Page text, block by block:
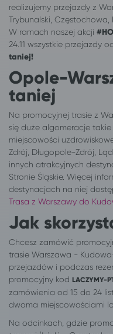
realizujemy przejazdy z
Trybunalski, Częstochowa,
W ramach naszej akcji
24.11 wszystkie przejazdy
taniej!
Opole-
taniej
Na promocyjnej trasie z
się duże algomeracje
miejscowości
Zdrój, Długopole-Zdrój,
innych atrakcyjnych
Stronie Śląskie. Więcej
destynacjach na niej
Trasa z Warszawy do
Jak
Chcesz zamówić
trasie Warszawa -
przejazdów i podczas
promocyjny kod LACZYMY-
zamówienia od 15 do 24
dwoma miejscowościami
Na odcinkach, gdzie